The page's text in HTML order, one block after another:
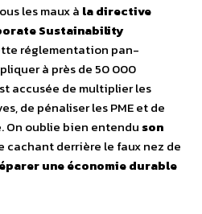
les maux à la directive
Sustainability
réglementation pan-
à près de 50 000
accusée de multiplier les
de pénaliser les PME et de
oublie bien entendu son
cachant derrière le faux nez de
une économie durable